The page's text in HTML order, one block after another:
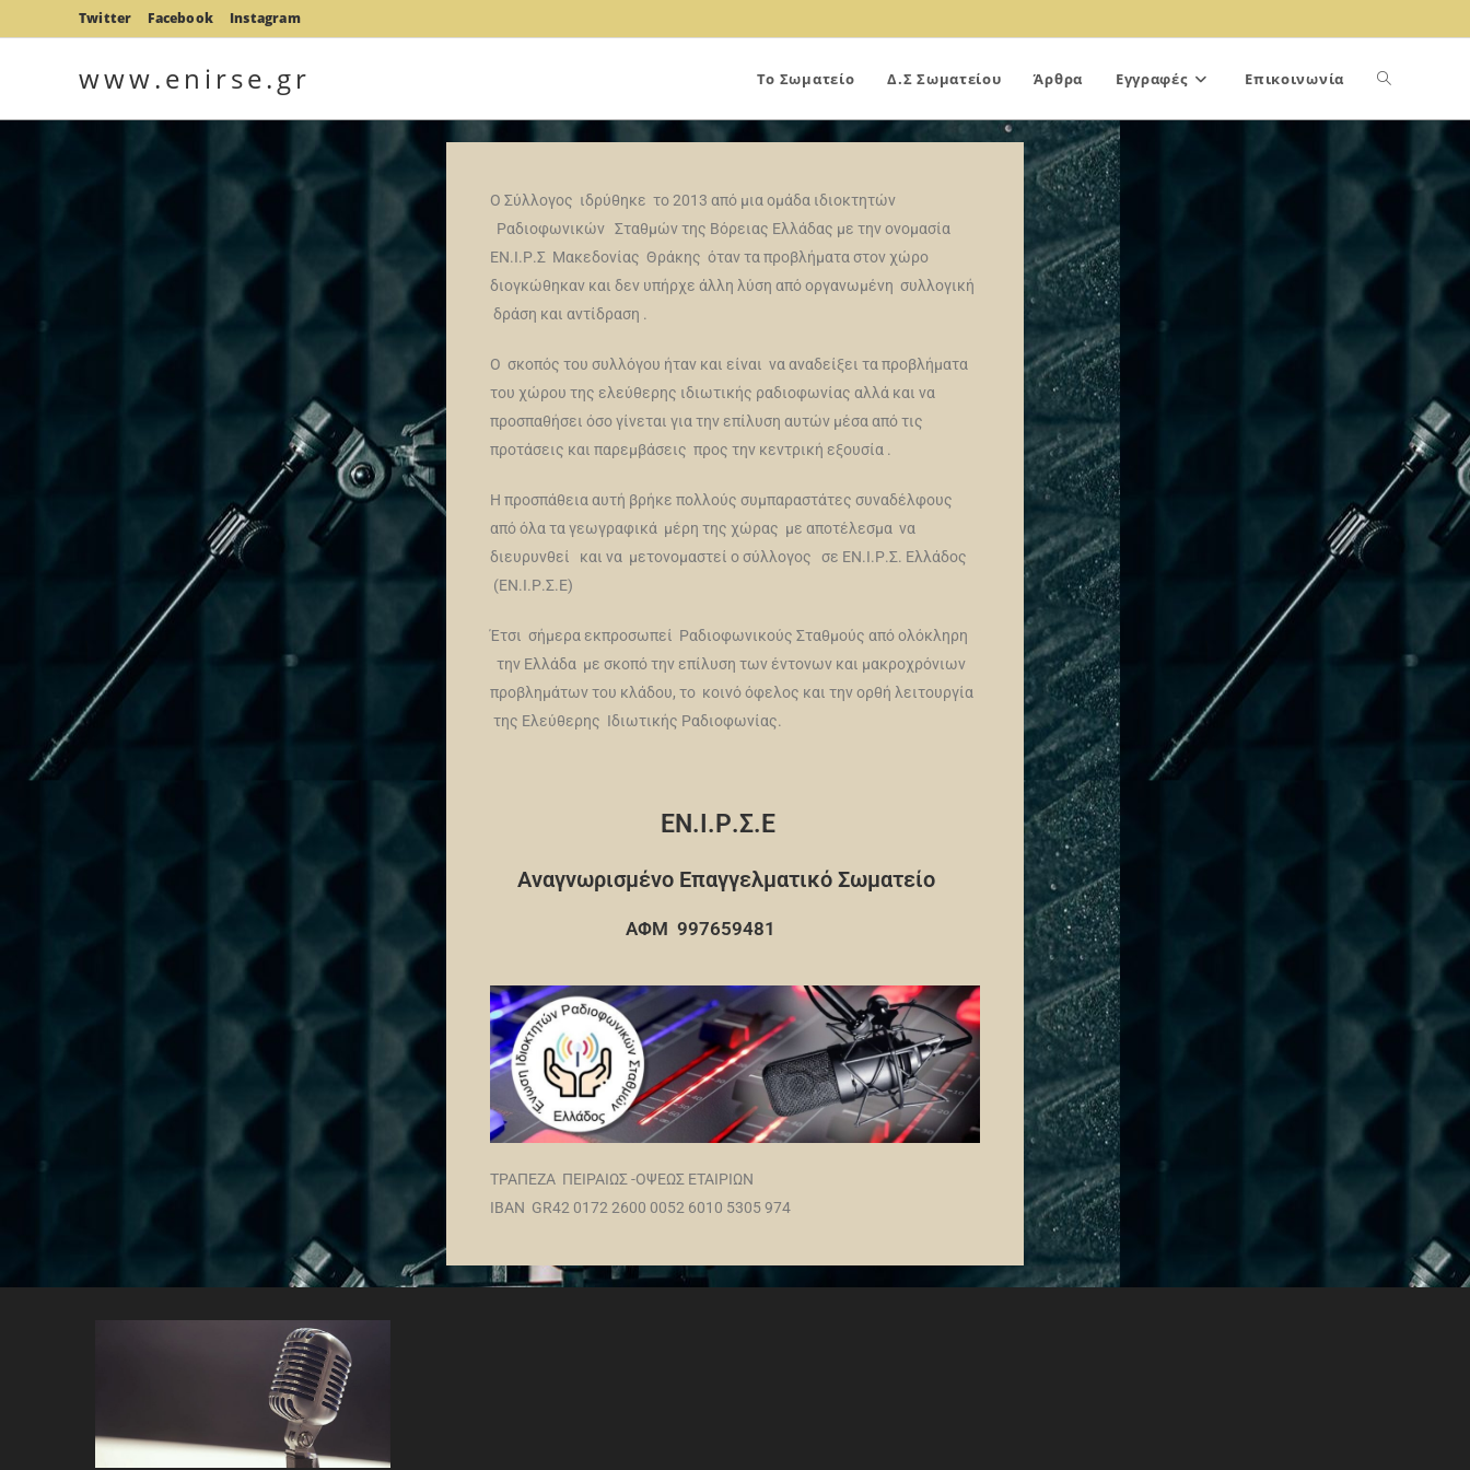
Twitter Facebook Instagram
www.enirse.gr Το Σωματείο Δ.Σ Σωματείου Άρθρα Εγγραφές Επικοινωνία
Ο Σύλλογος ιδρύθηκε το 2013 από μια oμάδα ιδιοκτητών
Ραδιοφωνικών Σταθμών της Βόρειας Ελλάδας με την ονομασία
ΕΝ.Ι.Ρ.Σ Μακεδονίας Θράκης όταν τα προβλήματα στον χώρο
διογκώθηκαν και δεν υπήρχε άλλη λύση από οργανωμένη συλλογική
δράση και αντίδραση .
Ο σκοπός του συλλόγου ήταν και είναι να αναδείξει τα προβλήματα
του χώρου της ελεύθερης ιδιωτικής ραδιοφωνίας αλλά και να
προσπαθήσει όσο γίνεται για την επίλυση αυτών μέσα από τις
προτάσεις και παρεμβάσεις προς την κεντρική εξουσία .
Η προσπάθεια αυτή βρήκε πολλούς συμπαραστάτες συναδέλφους
από όλα τα γεωγραφικά μέρη της χώρας με αποτέλεσμα να
διευρυνθεί και να μετονομαστεί ο σύλλογος σε ΕΝ.Ι.Ρ.Σ. Ελλάδος
(ΕΝ.Ι.Ρ.Σ.Ε)
Έτσι σήμερα εκπροσωπεί Ραδιοφωνικούς Σταθμούς από ολόκληρη
την Ελλάδα με σκοπό την επίλυση των έντονων και μακροχρόνιων
προβλημάτων του κλάδου, το κοινό όφελος και την ορθή λειτουργία
της Ελεύθερης Ιδιωτικής Ραδιοφωνίας.
ΕΝ.Ι.Ρ.Σ.Ε
Αναγνωρισμένο Επαγγελματικό Σωματείο
ΑΦΜ 997659481
ΤΡΑΠΕΖΑ ΠΕΙΡΑΙΩΣ -ΟΨΕΩΣ ΕΤΑΙΡΙΩΝ
IBAN GR42 0172 2600 0052 6010 5305 974